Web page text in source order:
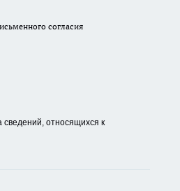
согласия
относящихся к